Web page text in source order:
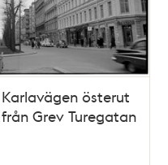
Karlavägen österut
från Grev Turegatan